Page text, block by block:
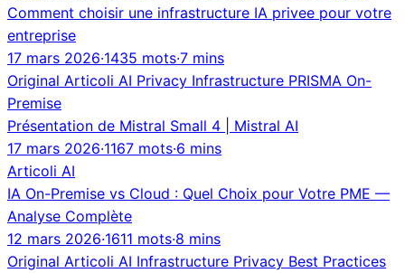
Comment choisir une infrastructure IA privee pour votre
entreprise
17 mars 2026·1435 mots·7 mins
Original Articoli AI Privacy Infrastructure PRISMA On-
Premise
Présentation de Mistral Small 4 | Mistral AI
17 mars 2026·1167 mots·6 mins
Articoli AI
IA On-Premise vs Cloud : Quel Choix pour Votre PME —
Analyse Complète
12 mars 2026·1611 mots·8 mins
Original Articoli AI Infrastructure Privacy Best Practices